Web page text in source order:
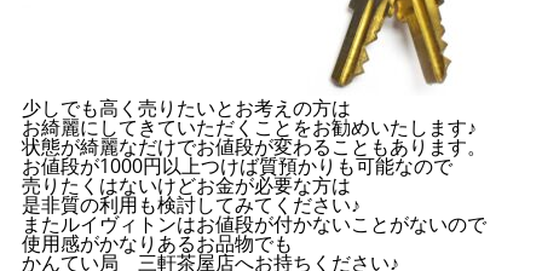
少しでも高く売りたいとお考えの方は
お綺麗にしてきていただくことをお勧めいたします♪
状態が綺麗なだけでお値段が変わることもあります。
お値段が1000円以上つけば質預かりも可能なので
売りたくはないけどお金が必要な方は
是非質の利用も検討してみてください♪
またルイヴィトンはお値段が付かないことがないので
使用感がかなりあるお品物でも
かんてい局 三軒茶屋店へお持ちください♪